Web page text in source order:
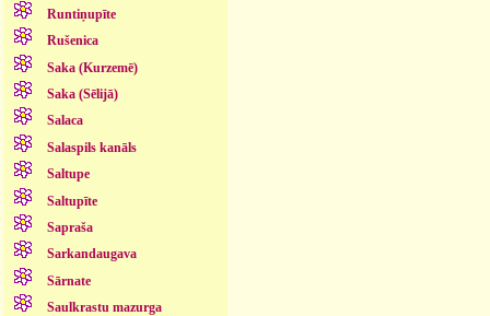
Runtiņupīte
Rušenica
Saka (Kurzemē)
Saka (Sēlijā)
Salaca
Salaspils kanāls
Saltupe
Saltupīte
Sapraša
Sarkandaugava
Sārnate
Saulkrastu mazurga